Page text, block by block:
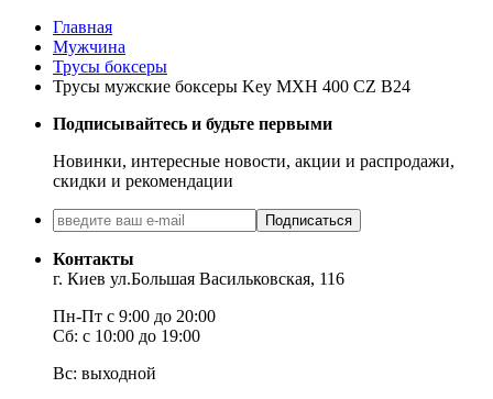
Главная
Мужчина
Трусы боксеры
Трусы мужские боксеры Key MXH 400 CZ B24
Подписывайтесь и будьте первыми
Новинки, интересные новости, акции и распродажи,
скидки и рекомендации
Подписаться
Контакты
г. Киев ул.Большая Васильковская, 116
Пн-Пт с 9:00 до 20:00
Сб: с 10:00 до 19:00
Вс: выходной